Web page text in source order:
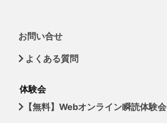
お問い合せ
よくある質問
体験会
【無料】Webオンライン瞬読体験会